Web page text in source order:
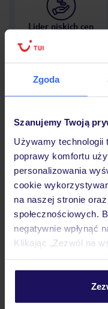
Zgoda
Szanujemy Twoją
Używamy technologii
poprawy komfortu
personalizowania
cookie
na naszej stronie
społecznościowych.
negatywnie wpłynąć
Klikając „Zezwól na
personalizować swój
Szczegółowe
Lider niskich cen
Hotel
Opinie
Pokoje
Wyżywienie